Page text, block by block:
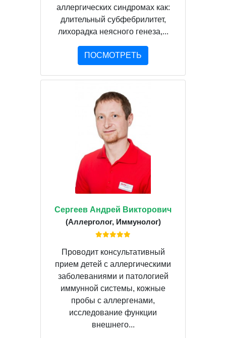
аллергических синдромах как:
длительный субфебрилитет,
лихорадка неясного генеза,...
ПОСМОТРЕТЬ
Сергеев Андрей Викторович
(Аллерголог, Иммунолог)
Проводит консультативный
прием детей с аллергическими
заболеваниями и патологией
иммунной системы, кожные
пробы с аллергенами,
исследование функции
внешнего...